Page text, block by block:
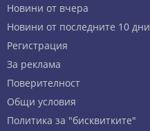
Новини от вчера
Новини от последните 10 дни
Регистрация
За реклама
Πoвepитeлнocт
Общи условия
Политика за "бисквитките"